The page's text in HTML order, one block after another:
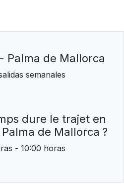
Palma de Mallorca
semanales
dure le trajet en
de Mallorca ?
- 10:00 horas